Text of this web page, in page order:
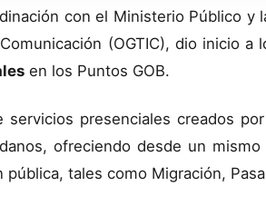
con el Ministerio Público y
(OGTIC), dio inicio a
en los Puntos GOB.
presenciales creados
ofreciendo desde un
tales como Migración,